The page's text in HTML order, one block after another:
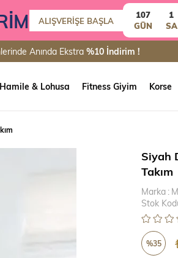
ALIŞVERİŞE BAŞLA
107
GÜN
1
SA
Anında Ekstra %10 İndirim !
Hamile & Lohusa Fitness Giyim Korse
Siyah
Takım
Marka :
Stok
%35